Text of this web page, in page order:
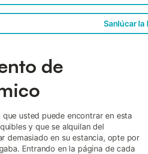
Sanlúcar la
de
usted puede encontrar en esta
y que se alquilan del
demasiado en su estancia, opte por
Entrando en la página de cada